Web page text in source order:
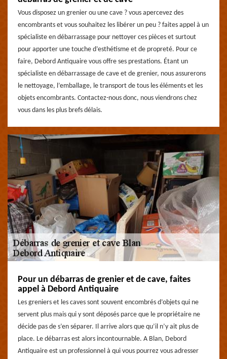
Vous disposez un grenier ou une cave ? vous apercevez des
encombrants et vous souhaitez les libérer un peu ? faites appel à un
spécialiste en débarrassage pour nettoyer ces pièces et surtout
pour apporter une touche d’esthétisme et de propreté. Pour ce
faire, Debord Antiquaire vous offre ses prestations. Étant un
spécialiste en débarrassage de cave et de grenier, nous assurerons
le nettoyage, l’emballage, le transport de tous les éléments et les
objets encombrants. Contactez-nous donc, nous viendrons chez
vous dans les plus brefs délais.
Pour un débarras de grenier et de cave, faites
appel à Debord Antiquaire
Les greniers et les caves sont souvent encombrés d’objets qui ne
servent plus mais qui y sont déposés parce que le propriétaire ne
décide pas de s’en séparer. Il arrive alors que qu’il n’y ait plus de
place. Le débarras est alors incontournable. A Blan, Debord
Antiquaire est un professionnel à qui vous pourrez vous adresser